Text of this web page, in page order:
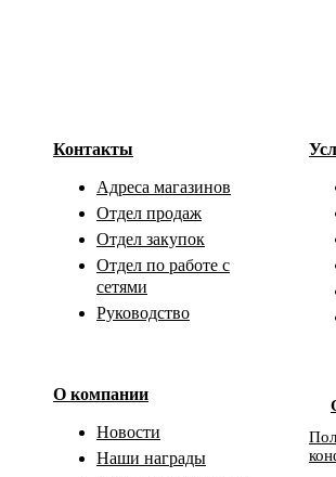
Контакты
Адреса магазинов
Отдел продаж
Отдел закупок
Отдел по работе с
сетями
Руководство
О компании
Новости
Наши награды